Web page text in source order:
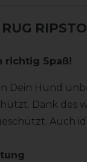
richtig Spaß!
Dein Hund
Dank des
Auch